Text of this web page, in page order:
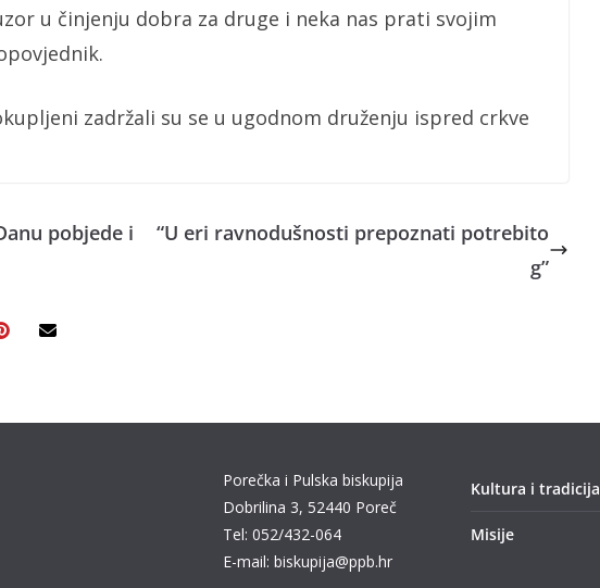
u činjenju dobra za druge i neka nas prati svojim
zadržali su se u ugodnom druženju ispred crkve
pobjede i
“U eri ravnodušnosti prepoznati potrebito
g”
Porečka i Pulska biskupija
Dobrilina 3, 52440 Poreč
Tel: 052/432-064
E-mail: biskupija@ppb.hr
Kultura i tradicija
Misije